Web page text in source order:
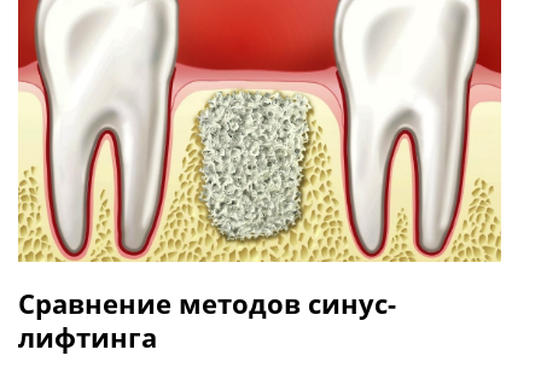
Сравнение методов синус-
лифтинга